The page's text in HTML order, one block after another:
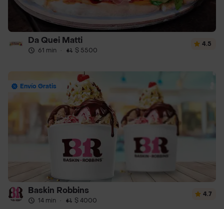
Da Quei Matti
61 min · $ 5500
4.5
Envío Gratis
Baskin Robbins
14 min · $ 4000
4.7